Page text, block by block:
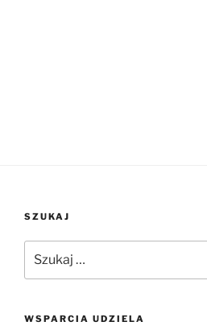
SZUKAJ
WSPARCIA UDZIELA